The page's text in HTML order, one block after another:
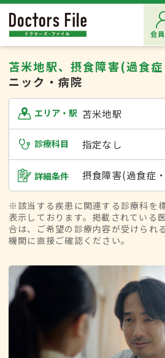
会
苫米地駅、摂食障害(過食
ニック・病院
エリア・駅 苫米地駅
診療科目 指定なし
詳細条件 摂食障害(過食症
※該当する疾患に関連する診療科を
表示しております。掲載されている
合は、ご希望の診療内容が受けられ
機関に直接ご確認ください。